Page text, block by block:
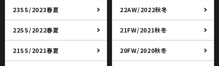
23SS/2023春夏 22AW/2022秋冬
22SS/2022春夏 21FW/2021秋冬
21SS/2021春夏 20FW/2020秋冬